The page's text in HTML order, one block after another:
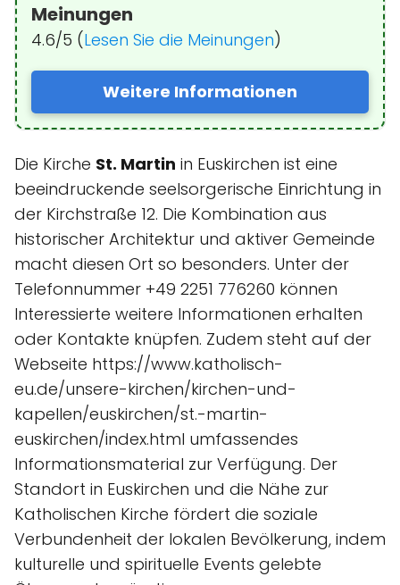
Meinungen
4.6/5 (Lesen Sie die Meinungen)
Weitere Informationen
Die Kirche St. Martin in Euskirchen ist eine
beeindruckende seelsorgerische Einrichtung in
der Kirchstraße 12. Die Kombination aus
historischer Architektur und aktiver Gemeinde
macht diesen Ort so besonders. Unter der
Telefonnummer +49 2251 776260 können
Interessierte weitere Informationen erhalten
oder Kontakte knüpfen. Zudem steht auf der
Webseite https://www.katholisch-
eu.de/unsere-kirchen/kirchen-und-
kapellen/euskirchen/st.-martin-
euskirchen/index.html umfassendes
Informationsmaterial zur Verfügung. Der
Standort in Euskirchen und die Nähe zur
Katholischen Kirche fördert die soziale
Verbundenheit der lokalen Bevölkerung, indem
kulturelle und spirituelle Events gelebte